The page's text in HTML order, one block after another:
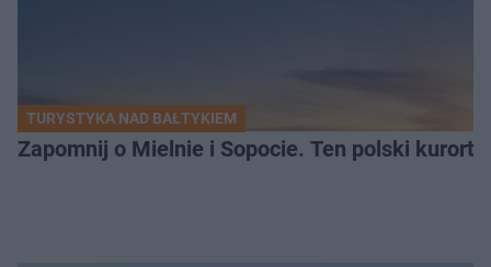
TURYSTYKA NAD BAŁTYKIEM
Zapomnij o Mielnie i Sopocie. Ten polski kurort